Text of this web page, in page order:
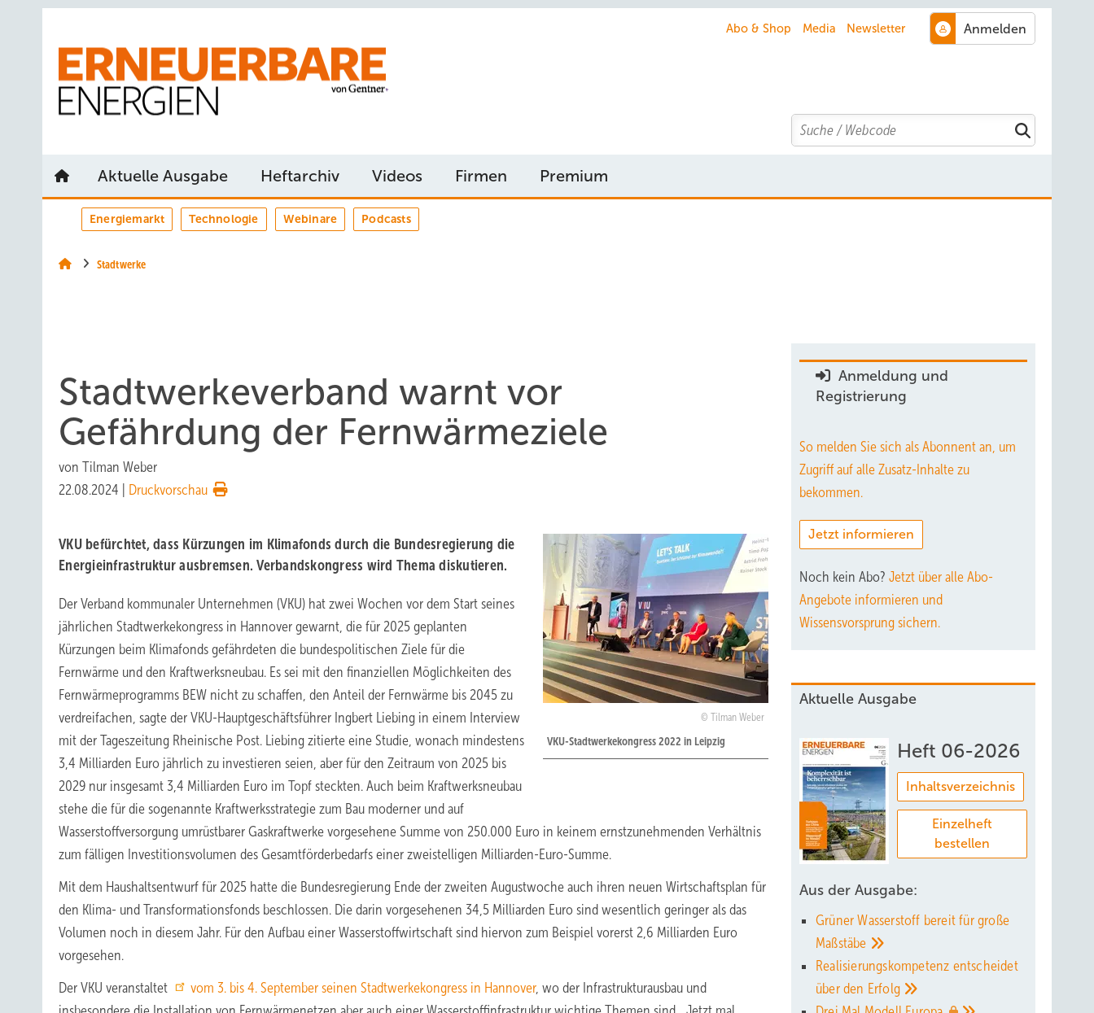
Abo & Shop Media Newsletter
Search
Aktuelle Ausgabe Heftarchiv Videos Firmen Premium
Energiemarkt Technologie Webinare Podcasts
Stadtwerke
Stadtwerkeverband warnt vor
Gefährdung der Fernwärmeziele
von Tilman Weber
22.08.2024
Druckvorschau
Tilman Weber
VKU-Stadtwerkekongress 2022 in Leipzig
VKU befürchtet, dass Kürzungen im Klimafonds durch die Bundesregierung die
Energieinfrastruktur ausbremsen. Verbandskongress wird Thema diskutieren.
Der Verband kommunaler Unternehmen (VKU) hat zwei Wochen vor dem Start seines
jährlichen Stadtwerkekongress in Hannover gewarnt, die für 2025 geplanten
Kürzungen beim Klimafonds gefährdeten die bundespolitischen Ziele für die
Fernwärme und den Kraftwerksneubau. Es sei mit den finanziellen Möglichkeiten des
Fernwärmeprogramms BEW nicht zu schaffen, den Anteil der Fernwärme bis 2045 zu
verdreifachen, sagte der VKU-Hauptgeschäftsführer Ingbert Liebing in einem Interview
mit der Tageszeitung Rheinische Post. Liebing zitierte eine Studie, wonach mindestens
3,4 Milliarden Euro jährlich zu investieren seien, aber für den Zeitraum von 2025 bis
2029 nur insgesamt 3,4 Milliarden Euro im Topf steckten. Auch beim Kraftwerksneubau
stehe die für die sogenannte Kraftwerksstrategie zum Bau moderner und auf
Wasserstoffversorgung umrüstbarer Gaskraftwerke vorgesehene Summe von 250.000 Euro in keinem ernstzunehmenden Verhältnis
zum fälligen Investitionsvolumen des Gesamtförderbedarfs einer zweistelligen Milliarden-Euro-Summe.
Mit dem Haushaltsentwurf für 2025 hatte die Bundesregierung Ende der zweiten Augustwoche auch ihren neuen Wirtschaftsplan für
den Klima- und Transformationsfonds beschlossen. Die darin vorgesehenen 34,5 Milliarden Euro sind wesentlich geringer als das
Volumen noch in diesem Jahr. Für den Aufbau einer Wasserstoffwirtschaft sind hiervon zum Beispiel vorerst 2,6 Milliarden Euro
vorgesehen.
Der VKU veranstaltet
vom 3. bis 4. September seinen Stadtwerkekongress in Hannover, wo der Infrastrukturausbau und
Anmeldung und
Registrierung
So melden Sie sich als Abonnent an, um
Zugriff auf alle Zusatz-Inhalte zu
bekommen.
Jetzt informieren
Noch kein Abo? Jetzt über alle Abo-
Angebote informieren und
Wissensvorsprung sichern.
Aktuelle Ausgabe
Heft 06-2026
Inhaltsverzeichnis
Einzelheft
bestellen
Aus der Ausgabe:
Grüner Wasserstoff bereit für große
Maßstäbe
Realisierungskompetenz entscheidet
über den Erfolg